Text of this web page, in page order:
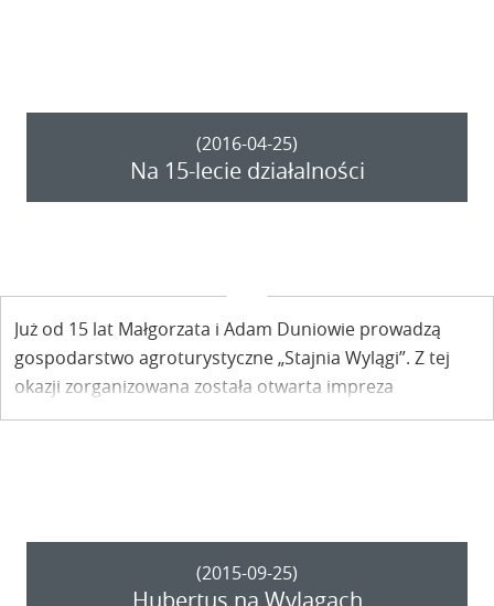
(2016-04-25)
Na 15-lecie działalności
Już od 15 lat Małgorzata i Adam Duniowie prowadzą
gospodarstwo agroturystyczne „Stajnia Wylągi”. Z tej
okazji zorganizowana została otwarta impreza
rocznicowa, podczas której można było odbyć konną
(2015-09-25)
Hubertus na Wylągach